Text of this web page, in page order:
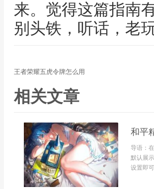
来。觉得这篇指南
别头铁，听话，老
王者荣耀五虎令牌怎么用
相关文章
和平
导语：
默认展
设置即